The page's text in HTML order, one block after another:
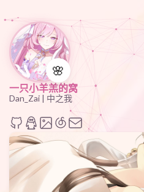
🌸
一只小羊羔的窝
Dan_Zai | 中之我